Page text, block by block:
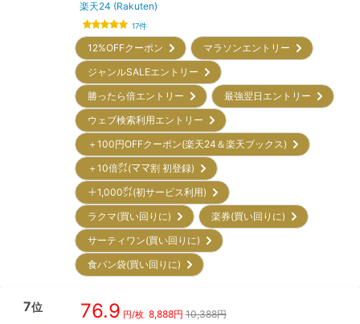
楽天24 (Rakuten)
17件
12%OFFクーポン
マラソンエントリー
ジャンルSALEエントリー
勝ったら倍エントリー
最強翌日エントリー
ウェブ検索利用エントリー
＋100円OFFクーポン(楽天24＆楽天ブックス)
＋10倍㌽(ママ割 初登録)
＋1,000㌽(初サービス利用)
ラクマ(買い回りに)
楽券(買い回りに)
サーティワン(買い回りに)
食パン袋(買い回りに)
7位 76.9 円/枚 8,888円 10,388円